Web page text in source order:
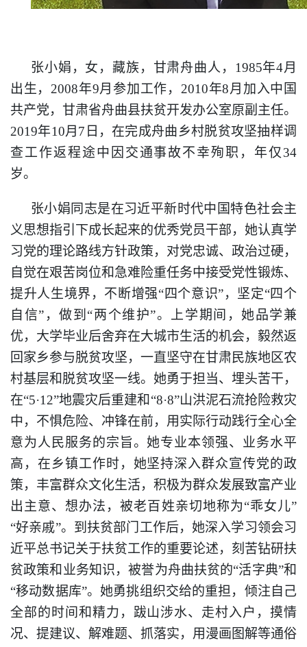
张小娟，女，藏族，甘肃舟曲人，1985年4月
出生，2008年9月参加工作，2010年8月加入中国
共产党，甘肃省舟曲县扶贫开发办公室原副主任。
2019年10月7日，在完成舟曲乡村脱贫攻坚抽样调
查工作返程途中因交通事故不幸殉职，年仅34
岁。
张小娟同志是在习近平新时代中国特色社会主
义思想指引下成长起来的优秀党员干部，她认真学
习党的理论路线方针政策，对党忠诚、政治过硬，
自觉在艰苦岗位和急难险重任务中接受党性锻炼、
提升人生境界，不断增强“四个意识”，坚定“四个
自信”，做到“两个维护”。上学期间，她品学兼
优，大学毕业后舍弃在大城市生活的机会，毅然返
回家乡参与脱贫攻坚，一直坚守在甘肃民族地区农
村基层和脱贫攻坚一线。她勇于担当、埋头苦干，
在“5·12”地震灾后重建和“8·8”山洪泥石流抢险救灾
中，不惧危险、冲锋在前，用实际行动践行全心全
意为人民服务的宗旨。她专业本领强、业务水平
高，在乡镇工作时，她坚持深入群众宣传党的政
策，丰富群众文化生活，积极为群众发展致富产业
出主意、想办法，被老百姓亲切地称为“乖女儿”
“好亲戚”。到扶贫部门工作后，她深入学习领会习
近平总书记关于扶贫工作的重要论述，刻苦钻研扶
贫政策和业务知识，被誉为舟曲扶贫的“活字典”和
“移动数据库”。她勇挑组织交给的重担，倾注自己
全部的时间和精力，跋山涉水、走村入户，摸情
况、提建议、解难题、抓落实，用漫画图解等通俗